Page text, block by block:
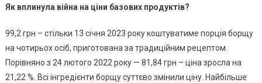
«борщовий
Здорожчав
На
21%
Як вплинула війна на ціни базових продуктів?
99,2 грн – стільки 13 січня 2023 року коштуватиме порція борщу
на чотирьох осіб, приготована за традиційним рецептом.
Порівняно з 24 лютого 2022 року — 81,84 грн – ціна зросла на
21,22 %. Всі інгредієнти борщу суттєво змінили ціну. Найбільше